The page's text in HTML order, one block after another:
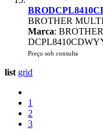
BROTHER
Marca:
Preço sob consulta
list grid
1
2
3